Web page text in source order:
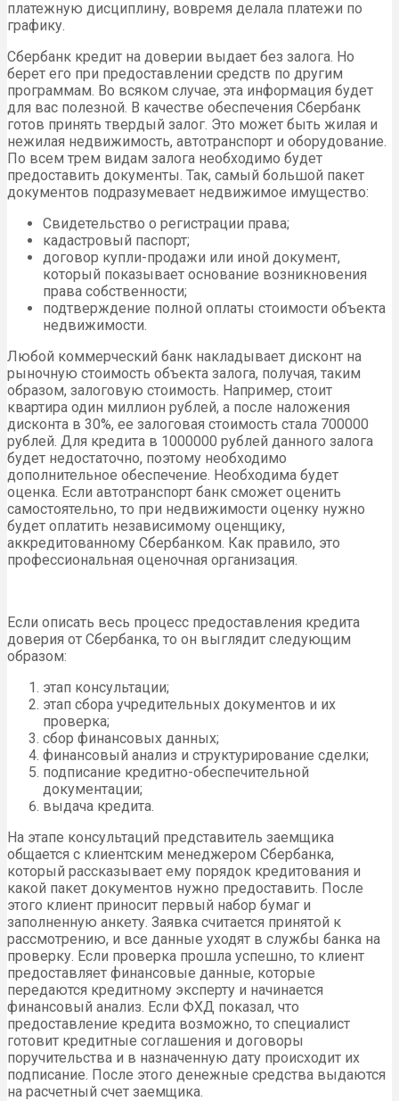
платежную дисциплину, вовремя делала платежи по
графику.
Сбербанк кредит на доверии выдает без залога. Но
берет его при предоставлении средств по другим
программам. Во всяком случае, эта информация будет
для вас полезной. В качестве обеспечения Сбербанк
готов принять твердый залог. Это может быть жилая и
нежилая недвижимость, автотранспорт и оборудование.
По всем трем видам залога необходимо будет
предоставить документы. Так, самый большой пакет
документов подразумевает недвижимое имущество:
Свидетельство о регистрации права;
кадастровый паспорт;
договор купли-продажи или иной документ,
который показывает основание возникновения
права собственности;
подтверждение полной оплаты стоимости объекта
недвижимости.
Любой коммерческий банк накладывает дисконт на
рыночную стоимость объекта залога, получая, таким
образом, залоговую стоимость. Например, стоит
квартира один миллион рублей, а после наложения
дисконта в 30%, ее залоговая стоимость стала 700000
рублей. Для кредита в 1000000 рублей данного залога
будет недостаточно, поэтому необходимо
дополнительное обеспечение. Необходима будет
оценка. Если автотранспорт банк сможет оценить
самостоятельно, то при недвижимости оценку нужно
будет оплатить независимому оценщику,
аккредитованному Сбербанком. Как правило, это
профессиональная оценочная организация.
Если описать весь процесс предоставления кредита
доверия от Сбербанка, то он выглядит следующим
образом:
этап консультации;
этап сбора учредительных документов и их
проверка;
сбор финансовых данных;
финансовый анализ и структурирование сделки;
подписание кредитно-обеспечительной
документации;
выдача кредита.
На этапе консультаций представитель заемщика
общается с клиентским менеджером Сбербанка,
который рассказывает ему порядок кредитования и
какой пакет документов нужно предоставить. После
этого клиент приносит первый набор бумаг и
заполненную анкету. Заявка считается принятой к
рассмотрению, и все данные уходят в службы банка на
проверку. Если проверка прошла успешно, то клиент
предоставляет финансовые данные, которые
передаются кредитному эксперту и начинается
финансовый анализ. Если ФХД показал, что
предоставление кредита возможно, то специалист
готовит кредитные соглашения и договоры
поручительства и в назначенную дату происходит их
подписание. После этого денежные средства выдаются
на расчетный счет заемщика.